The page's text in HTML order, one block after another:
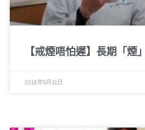
【戒煙唔怕遲】長期「煙
2018年5月31日